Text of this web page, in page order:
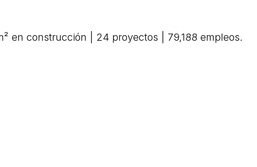
en construcción | 24 proyectos | 79,188 empleos.